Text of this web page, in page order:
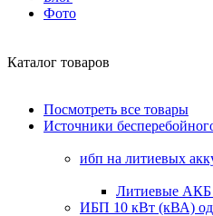
Фото
Каталог товаров
Посмотреть все товары
Источники
ибп на литиевых
Литиевые
ИБП 10 кВт (кВА)